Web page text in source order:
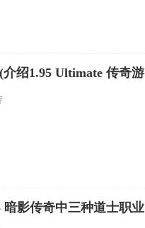
绍1.95 Ultimate 传奇游
暗影传奇中三种道士职业